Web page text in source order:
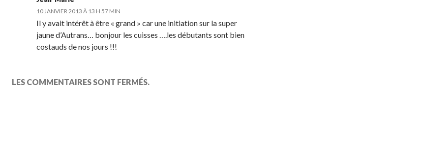
10 JANVIER 2013 À 13 H 57 MIN
Il y avait intérêt à être « grand » car une initiation sur la super
jaune d’Autrans… bonjour les cuisses ….les débutants sont bien
costauds de nos jours !!!
LES COMMENTAIRES SONT FERMÉS.